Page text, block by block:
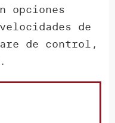
opciones
de
de control,